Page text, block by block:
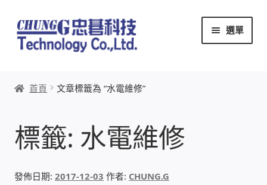
跳
至
導
列
跳
至
主
內
選單
本站文章導覽
首頁 文章標籤為 “水電維修”
標籤: 水電維修
發佈日期:2017-12-03 作者: CHUNG.G